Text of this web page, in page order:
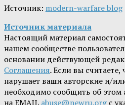
Источник: modern-warfare blog
Источник материала
Настоящий материал
нашем сообществе
основании действующей
Соглашения. Если вы считаете,
нарушает ваши авторские и/
необходимо сообщить об этом
на EMAIL abuse@newru.orgс